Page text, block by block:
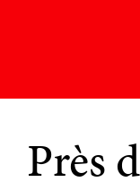
Près